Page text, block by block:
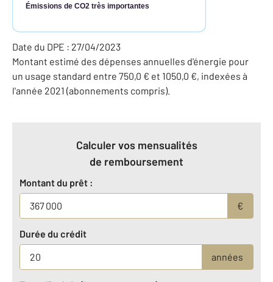
Émissions de CO2 très importantes
Date du DPE : 27/04/2023
Montant estimé des dépenses annuelles d'énergie pour
un usage standard entre 750,0 € et 1050,0 €, indexées à
l'année 2021 (abonnements compris).
Calculer vos mensualités
de remboursement
Montant du prêt :
€
Durée du crédit
années